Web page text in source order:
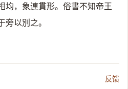
均，象連貫形。俗書不知帝王
以別之。
反馈